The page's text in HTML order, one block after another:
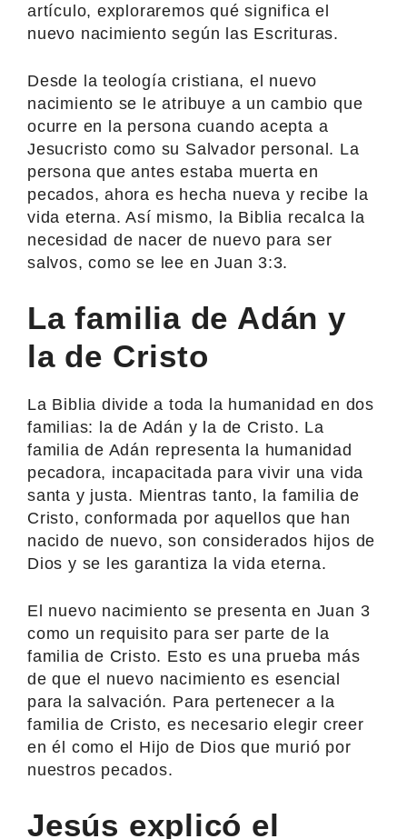
artículo, exploraremos qué significa el
nuevo nacimiento según las Escrituras.
Desde la teología cristiana, el nuevo
nacimiento se le atribuye a un cambio que
ocurre en la persona cuando acepta a
Jesucristo como su Salvador personal. La
persona que antes estaba muerta en
pecados, ahora es hecha nueva y recibe la
vida eterna. Así mismo, la Biblia recalca la
necesidad de nacer de nuevo para ser
salvos, como se lee en Juan 3:3.
La familia de Adán y
la de Cristo
La Biblia divide a toda la humanidad en dos
familias: la de Adán y la de Cristo. La
familia de Adán representa la humanidad
pecadora, incapacitada para vivir una vida
santa y justa. Mientras tanto, la familia de
Cristo, conformada por aquellos que han
nacido de nuevo, son considerados hijos de
Dios y se les garantiza la vida eterna.
El nuevo nacimiento se presenta en Juan 3
como un requisito para ser parte de la
familia de Cristo. Esto es una prueba más
de que el nuevo nacimiento es esencial
para la salvación. Para pertenecer a la
familia de Cristo, es necesario elegir creer
en él como el Hijo de Dios que murió por
nuestros pecados.
Jesús explicó el